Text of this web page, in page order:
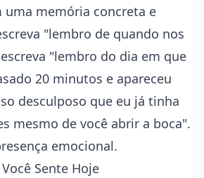
uma memória concreta e
"lembro de quando nos
"lembro do dia em que
20 minutos e apareceu
desculposo que eu já tinha
mesmo de você abrir a boca".
emocional.
Sente Hoje